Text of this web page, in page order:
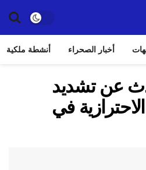
أخبار الصحراء أنشطة ملكية
عن تشديد
في